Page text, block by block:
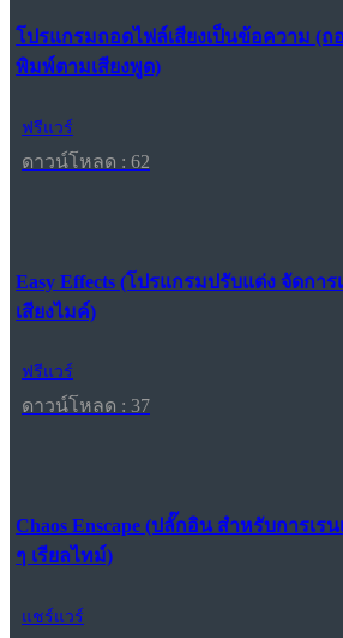
โปรแกรมถอดไฟล์เสียงเป็นข้อความ (
พิมพ์ตามเสียงพูด)
ฟรีแวร์
ดาวน์โหลด : 62
Easy Effects (โปรแกรมปรับแต่ง จัดการ
เสียงไมค์)
ฟรีแวร์
ดาวน์โหลด : 37
Chaos Enscape (ปลั๊กอิน สำหรับการเ
ๆ เรียลไทม์)
แชร์แวร์